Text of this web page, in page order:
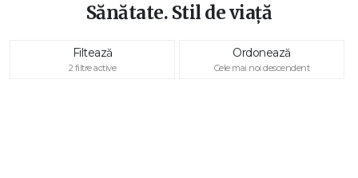
Sănătate. Stil de viață
Filtează
2 filtre active
Ordonează
Cele mai noi descendent